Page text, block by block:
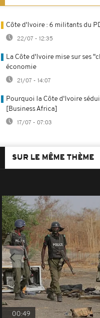
Côte d'Ivoire : 6 militants du
22/07 - 12:35
La Côte d'Ivoire mise sur ses
économie
21/07 - 14:07
Pourquoi la Côte d'Ivoire
[Business Africa]
17/07 - 07:03
SUR LE MÊME THÈME
00:49